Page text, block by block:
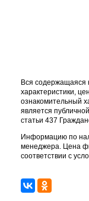
Вся содержащаяся
характеристики,
ознакомительный
является
статьи 437
Информацию по
менеджера. Цена
соответствии с